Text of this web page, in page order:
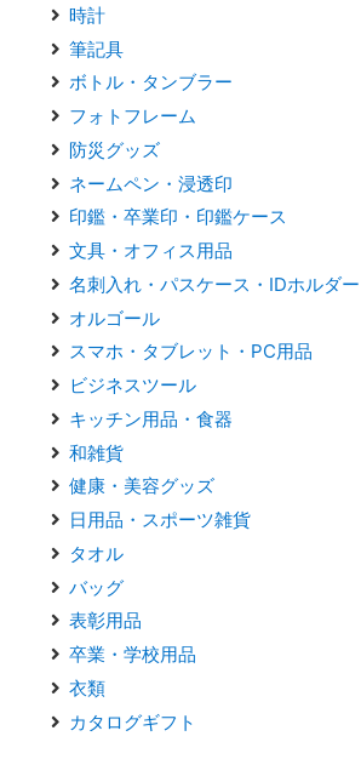
時計
筆記具
ボトル・タンブラー
フォトフレーム
防災グッズ
ネームペン・浸透印
印鑑・卒業印・印鑑ケース
文具・オフィス用品
名刺入れ・パスケース・IDホルダー
オルゴール
スマホ・タブレット・PC用品
ビジネスツール
キッチン用品・食器
和雑貨
健康・美容グッズ
日用品・スポーツ雑貨
タオル
バッグ
表彰用品
卒業・学校用品
衣類
カタログギフト